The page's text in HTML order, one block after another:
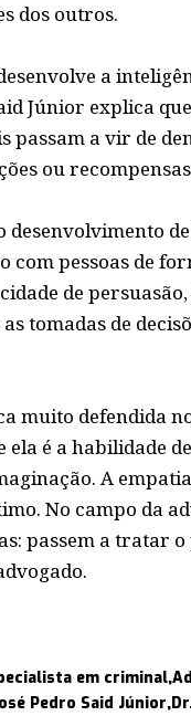
dos outros.
a
Júnior explica
passam a vir de
ou
desenvolvimento
com pessoas de
de
tomadas de
muito defendida
é a habilidade
A
No campo da
passem a tratar
em criminal
Pedro Said Júnior